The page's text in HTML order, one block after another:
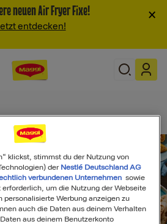
neuen Air Fryer Fixe!
entdecken!
×
klickst, stimmst du der Nutzung von
der Nestlé Deutschland AG
verbundenen Unternehmen sowie
um die Nutzung der Webseite
personalisierte Werbung anzeigen zu
auch die Daten aus deinem Verhalten
aus deinem Benutzerkonto